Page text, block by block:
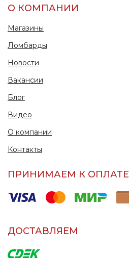
О КОМПАНИИ
Магазины
Ломбарды
Новости
Вакансии
Блог
Видео
О компании
Контакты
ПРИНИМАЕМ К ОПЛАТЕ
ДОСТАВЛЯЕМ